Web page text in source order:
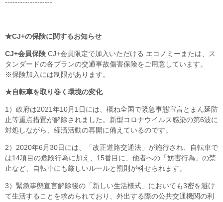
★CJ+の保険に関するお知らせ
CJ+会員保険 CJ+会員限定で加入いただける エコノミーまたは、ス
タンダードの各プランの交通事故傷害保険をご用意しています。
※保険加入には制限があります。
★自転車を取り巻く環境の変化
1）政府は2021年10月1日には、概ね全国で緊急事態宣言とまん延防
止等重点措置が解除されました。新型コロナウイルス感染の第6波に
対処しながら、経済活動の再開に備えているのです。
2）2020年6月30日には、「改正道路交通法」が施行され、自転車で
は14項目の危険行為に加え、15番目に、他者への「妨害行為」の禁
止など、自転車にも厳しいルールと罰則が科せられます。
3）緊急事態宣言解除後の「新しい生活様式」においても3密を避け
て生活することを求められており、外出する際の公共交通機関の利